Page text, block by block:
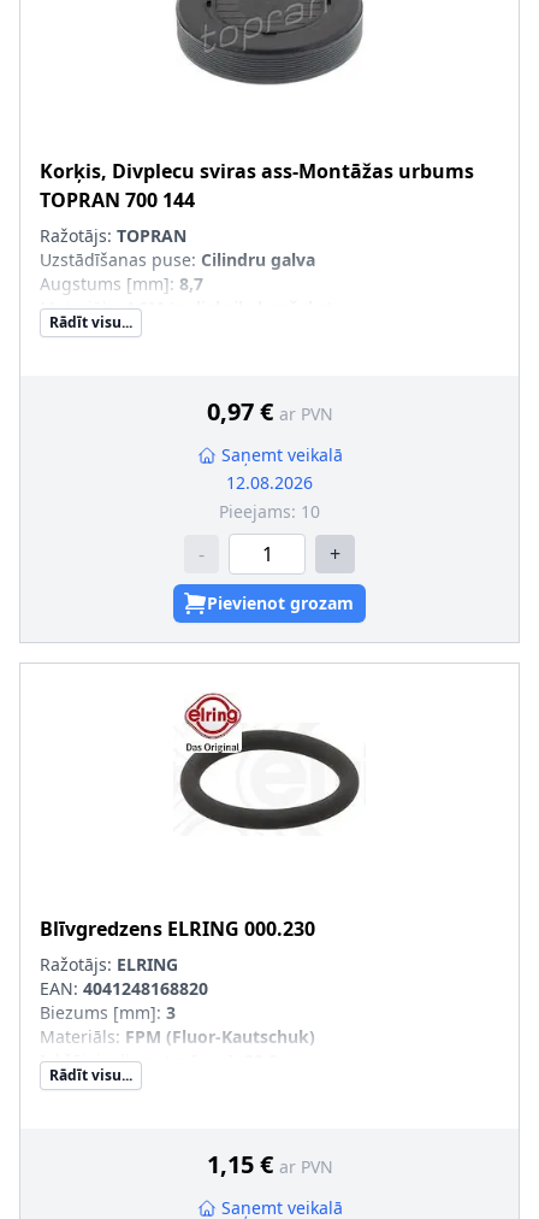
Korķis, Divplecu sviras ass-Montāžas urbums
TOPRAN 700 144
Ražotājs: TOPRAN
Uzstādīšanas puse: Cilindru galva
Augstums [mm]: 8,7
Materiāls:ACM (poliakrila kaučuks)
Ārējais diametrs [mm]
Tērauds
Rādīt visu...
0,97 € ar PVN
Saņemt veikalā
12.08.2026
Pieejams: 10
- +
Pievienot grozam
Blīvgredzens ELRING 000.230
Ražotājs: ELRING
EAN: 4041248168820
Biezums [mm]: 3
Materiāls: FPM (Fluor-Kautschuk)
Iekšējais diametrs [mm]
Preces klasifikācijas kods
Rādīt visu...
1,15 € ar PVN
Saņemt veikalā